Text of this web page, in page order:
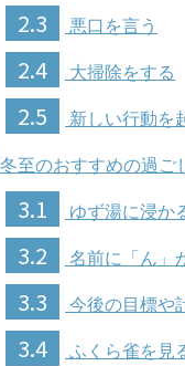
2.3 悪口を言う
2.4 大掃除をする
2.5 新しい行動を
冬至のおすすめの過ご
3.1 ゆず湯に浸か
3.2 名前に「ん」
3.3 今後の目標や
3.4 ふくら雀を見